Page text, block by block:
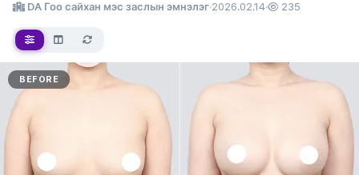
DA Гоо сайхан мэс заслын эмнэлэг·2026.02.14· 235
BEFORE